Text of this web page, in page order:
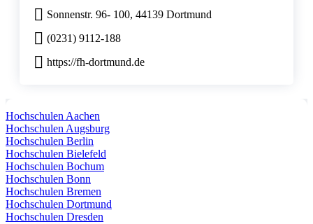
Sonnenstr. 96- 100, 44139 Dortmund
(0231) 9112-188
https://fh-dortmund.de
Hochschulen Aachen
Hochschulen Augsburg
Hochschulen Berlin
Hochschulen Bielefeld
Hochschulen Bochum
Hochschulen Bonn
Hochschulen Bremen
Hochschulen Dortmund
Hochschulen Dresden